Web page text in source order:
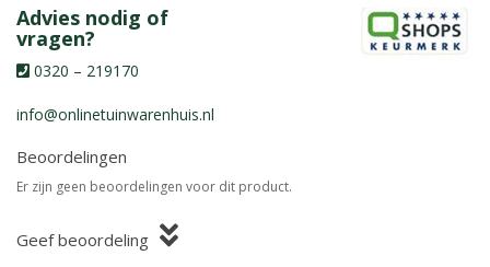
Advies nodig of
vragen?
0320 – 219170
info@onlinetuinwarenhuis.nl
Beoordelingen
Er zijn geen beoordelingen voor dit product.
Geef beoordeling